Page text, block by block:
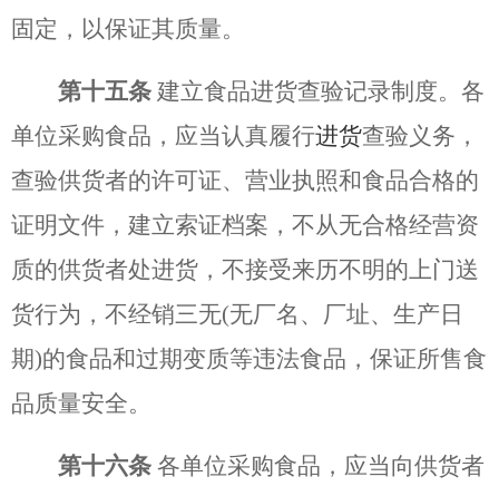
固定，以保证其质量。
第十五条 建立食品进货查验记录制度。各
单位采购食品，应当认真履行进货查验义务，
查验供货者的许可证、营业执照和食品合格的
证明文件，建立索证档案，不从无合格经营资
质的供货者处进货，不接受来历不明的上门送
货行为，不经销三无(无厂名、厂址、生产日
期)的食品和过期变质等违法食品，保证所售食
品质量安全。
第十六条 各单位采购食品，应当向供货者